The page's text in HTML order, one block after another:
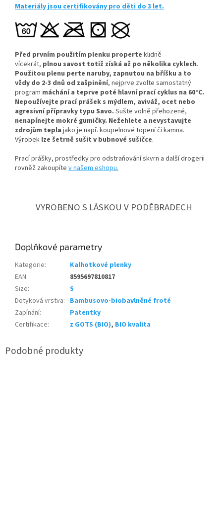
Materiály jsou certifikovány pro děti do 3 let.
Před prvním použitím plenku properte klidně
vícekrát, plnou savost totiž získá až po několika cyklech.
Použitou plenu perte naruby, zapnutou na bříšku a to
vždy do 2-3 dnů od zašpinění, nejprve zvolte samostatný
program máchání a teprve poté hlavní prací cyklus na 60°C.
Nepoužívejte prací prášek s mýdlem, aviváž, ocet nebo
agresivní přípravky typu Savo. Sušte volně přehozené,
nenapínejte mokré gumičky. Nežehlete a nevystavujte
zdrojům tepla jako je např. koupelnové topení či kamna.
Výrobek lze šetrně sušit v bubnové sušičce.
Prací prášky, prostředky pro odstraňování skvrn a další drogerii
rovněž zakoupíte v našem eshopu.
VYROBENO S LÁSKOU V PODĚBRADECH
Doplňkové parametry
Kategorie:
Kalhotkové plenky
EAN:
8595697810817
Size:
S
Dotyková vrstva: Bambusovo-biobavlněné froté
Zapínání:
Patentky
Certifikace: z GOTS (BIO), BIO kvalita